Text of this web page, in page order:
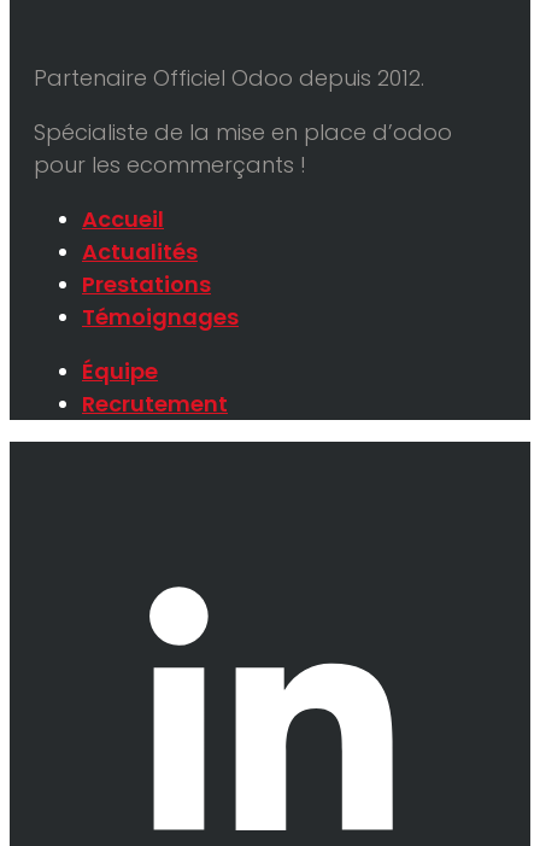
Partenaire Officiel Odoo depuis 2012.
Spécialiste de la mise en place d’odoo
pour les ecommerçants !
Accueil
Actualités
Prestations
Témoignages
Équipe
Recrutement